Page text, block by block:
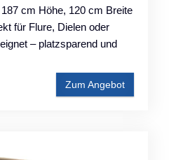
cm Höhe, 120 cm Breite
für Flure, Dielen oder
– platzsparend und
Zum Angebot